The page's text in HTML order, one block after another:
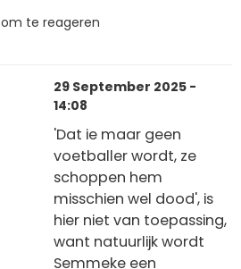
om te reageren
29 September 2025 -
14:08
'Dat ie maar geen
voetballer wordt, ze
schoppen hem
misschien wel dood', is
hier niet van toepassing,
want natuurlijk wordt
Semmeke een